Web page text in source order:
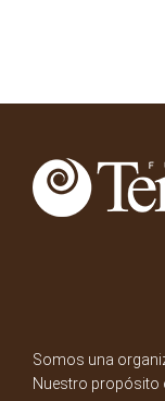
Somos una
Nuestro propósito